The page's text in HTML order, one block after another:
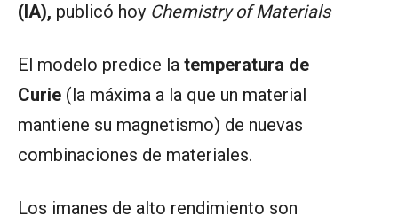
(IA), publicó hoy Chemistry of Materials
El modelo predice la temperatura de
Curie (la máxima a la que un material
mantiene su magnetismo) de nuevas
combinaciones de materiales.
Los imanes de alto rendimiento son